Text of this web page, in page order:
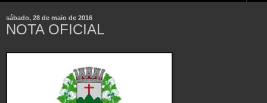
sábado, 28 de maio de 2016
NOTA OFICIAL